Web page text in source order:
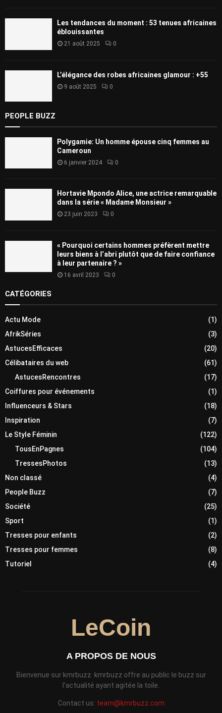
Les tendances du moment : 53 tenues africaines
éblouissantes
21 août 2025 0
L’élégance des robes africaines glamour : +55
9 août 2025 0
PEOPLE BUZZ
Polygamie: Un homme épouse cinq femmes au
Cameroun
6 janvier 2024 0
Hortavie Mpondo Alice, une actrice remarquable
dans la série « Madame Monsieur »
23 juin 2023 0
« Pourquoi certains hommes préfèrent mettre
leurs biens à l’abri plutôt que de faire confiance
à leur partenaire ? »
16 avril 2023 0
CATÉGORIES
Actu Mode
(1)
AfrikSéries
(3)
AstucesEfficaces
(20)
Célibataires du web
(61)
AstucesRencontres
(17)
Coiffures pour événements
(1)
Influenceurs & Stars
(18)
Inspiration
(7)
Le Style Féminin
(122)
TousEnPagnes
(104)
TressesPhotos
(13)
Non classé
(4)
People Buzz
(7)
Société
(25)
Sport
(1)
Tresses pour enfants
(2)
Tresses pour femmes
(8)
Tutoriel
(4)
LeCoin
A PROPOS DE NOUS
Bienvenue sur kmrbuzz. kmrbuzz offre au public le buzz sur
l'actualité ayant agitée la toile.
Contact us: team@kmrbuzz.com